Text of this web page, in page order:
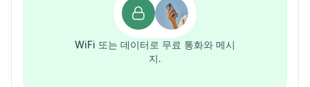
WiFi 또는 데이터로 무료 통화와 메시
지.